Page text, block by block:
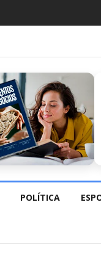
POLÍTICA